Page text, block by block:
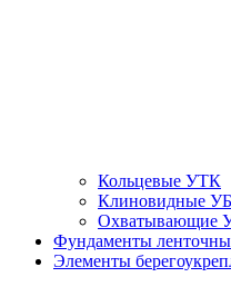
Кольцевые УТК
Клиновидные
Охватывающие
Фундаменты
Элементы